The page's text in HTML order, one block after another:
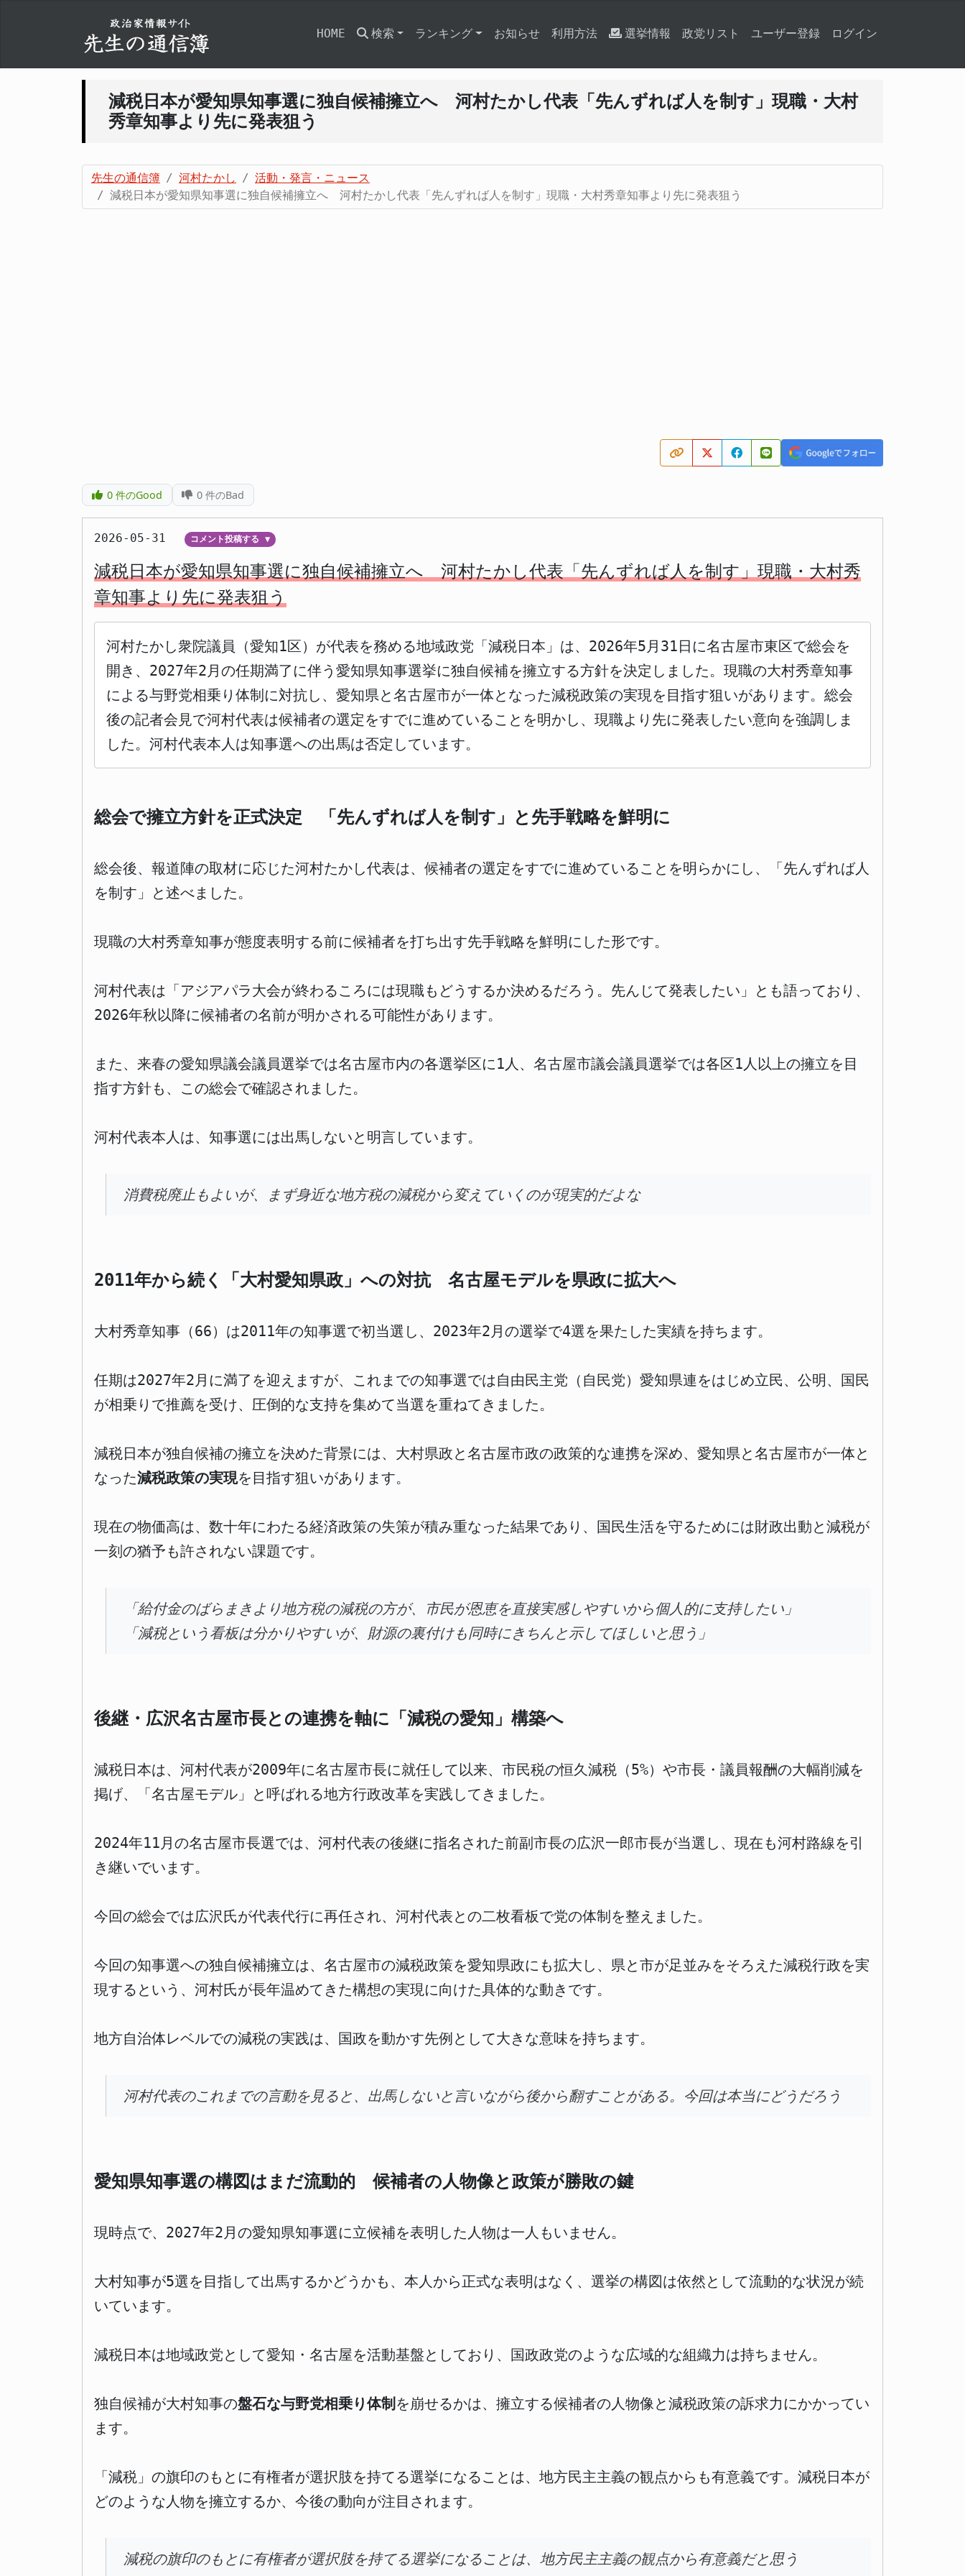
HOME 検索 ランキング お知らせ 利用方法 選挙情報 政党リスト ユーザー登録 ログイン
減税日本が愛知県知事選に独自候補擁立へ 河村たかし代表「先んずれば人を制す」現職・大村
秀章知事より先に発表狙う
先生の通信簿 河村たかし
活動・発言・ニュース
減税日本が愛知県知事選に独自候補擁立へ 河村たかし代表「先んずれば人を制す」現職・大村秀章知事より先に発表狙う
0件のGood 0 件のBad
2026-05-31 コメント投稿する ▼
減税日本が愛知県知事選に独自候補擁立へ 河村たかし代表「先んずれば人を制す」現職・大村秀
章知事より先に発表狙う
河村たかし衆院議員（愛知1区）が代表を務める地域政党「減税日本」は、2026年5月31日に名古屋市東区で総会を
開き、2027年2月の任期満了に伴う愛知県知事選挙に独自候補を擁立する方針を決定しました。現職の大村秀章知事
による与野党相乗り体制に対抗し、愛知県と名古屋市が一体となった減税政策の実現を目指す狙いがあります。総会
後の記者会見で河村代表は候補者の選定をすでに進めていることを明かし、現職より先に発表したい意向を強調しま
した。河村代表本人は知事選への出馬は否定しています。
総会で擁立方針を正式決定 「先んずれば人を制す」と先手戦略を鮮明に
総会後、報道陣の取材に応じた河村たかし代表は、候補者の選定をすでに進めていることを明らかにし、「先んずれば人
を制す」と述べました。
現職の大村秀章知事が態度表明する前に候補者を打ち出す先手戦略を鮮明にした形です。
河村代表は「アジアパラ大会が終わるころには現職もどうするか決めるだろう。先んじて発表したい」とも語っており、
2026年秋以降に候補者の名前が明かされる可能性があります。
また、来春の愛知県議会議員選挙では名古屋市内の各選挙区に1人、名古屋市議会議員選挙では各区1人以上の擁立を目
指す方針も、この総会で確認されました。
河村代表本人は、知事選には出馬しないと明言しています。
消費税廃止もよいが、まず身近な地方税の減税から変えていくのが現実的だよな
2011年から続く「大村愛知県政」への対抗 名古屋モデルを県政に拡大へ
大村秀章知事（66）は2011年の知事選で初当選し、2023年2月の選挙で4選を果たした実績を持ちます。
任期は2027年2月に満了を迎えますが、これまでの知事選では自由民主党（自民党）愛知県連をはじめ立民、公明、国民
が相乗りで推薦を受け、圧倒的な支持を集めて当選を重ねてきました。
減税日本が独自候補の擁立を決めた背景には、大村県政と名古屋市政の政策的な連携を深め、愛知県と名古屋市が一体と
なった減税政策の実現を目指す狙いがあります。
現在の物価高は、数十年にわたる経済政策の失策が積み重なった結果であり、国民生活を守るためには財政出動と減税が
一刻の猶予も許されない課題です。
「給付金のばらまきより地方税の減税の方が、市民が恩恵を直接実感しやすいから個人的に支持したい」
「減税という看板は分かりやすいが、財源の裏付けも同時にきちんと示してほしいと思う」
後継・広沢名古屋市長との連携を軸に「減税の愛知」構築へ
減税日本は、河村代表が2009年に名古屋市長に就任して以来、市民税の恒久減税（5%）や市長・議員報酬の大幅削減を
掲げ、「名古屋モデル」と呼ばれる地方行政改革を実践してきました。
2024年11月の名古屋市長選では、河村代表の後継に指名された前副市長の広沢一郎市長が当選し、現在も河村路線を引
き継いでいます。
今回の総会では広沢氏が代表代行に再任され、河村代表との二枚看板で党の体制を整えました。
今回の知事選への独自候補擁立は、名古屋市の減税政策を愛知県政にも拡大し、県と市が足並みをそろえた減税行政を実
現するという、河村氏が長年温めてきた構想の実現に向けた具体的な動きです。
地方自治体レベルでの減税の実践は、国政を動かす先例として大きな意味を持ちます。
河村代表のこれまでの言動を見ると、出馬しないと言いながら後から翻すことがある。今回は本当にどうだろう
愛知県知事選の構図はまだ流動的 候補者の人物像と政策が勝敗の鍵
現時点で、2027年2月の愛知県知事選に立候補を表明した人物は一人もいません。
大村知事が5選を目指して出馬するかどうかも、本人から正式な表明はなく、選挙の構図は依然として流動的な状況が続
いています。
減税日本は地域政党として愛知・名古屋を活動基盤としており、国政政党のような広域的な組織力は持ちません。
独自候補が大村知事の盤石な与野党相乗り体制 を崩せるかは、擁立する候補者の人物像と減税政策の訴求力にかかってい
ます。
「減税」の旗印のもとに有権者が選択肢を持てる選挙になることは、地方民主主義の観点からも有意義です。減税日本が
どのような人物を擁立するか、今後の動向が注目されます。
減税の旗印のもとに有権者が選択肢を持てる選挙になることは、地方民主主義の観点から有意義だと思う